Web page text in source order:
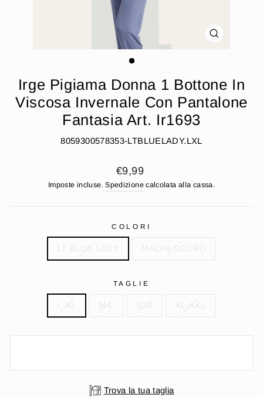
CHIUDI
Irge Pigiama Donna 1 Bottone In
Viscosa Invernale Con Pantalone
Fantasia Art. Ir1693
8059300578353-LTBLUELADY.LXL
Prezzo
di
€9,99
Imposte incluse.Spedizionecalcolata alla cassa.
COLORI
LT BLUE LADY MALVA SCURO
TAGLIE
L-XL M-L S-M XL-XXL
Trova la tua taglia